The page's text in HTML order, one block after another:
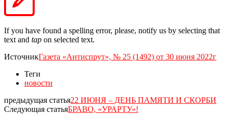
If you have found a spelling error, please, notify us by selecting that
text and tap on selected text.
ИсточникГазета «Антиспрут», № 25 (1492) от 30 июня 2022г
Теги
новости
предыдущая статья22 ИЮНЯ – ДЕНЬ ПАМЯТИ И СКОРБИ
Следующая статьяБРАВО, «УРАРТУ»!